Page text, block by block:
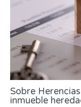
Sobre
inmueble